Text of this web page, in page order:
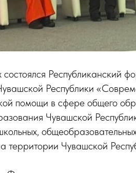
Республиканский
Республики
помощи в сфере общего
Чувашской
территории Чувашской